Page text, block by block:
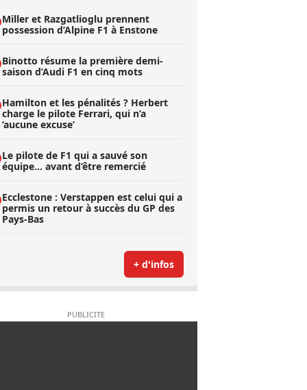
Miller et Razgatlioglu prennent
possession d’Alpine F1 à Enstone
Binotto résume la première demi-
saison d’Audi F1 en cinq mots
Hamilton et les pénalités ? Herbert
charge le pilote Ferrari, qui n’a
’aucune excuse’
Le pilote de F1 qui a sauvé son
équipe… avant d’être remercié
Ecclestone : Verstappen est celui qui a
permis un retour à succès du GP des
Pays-Bas
+ d'infos